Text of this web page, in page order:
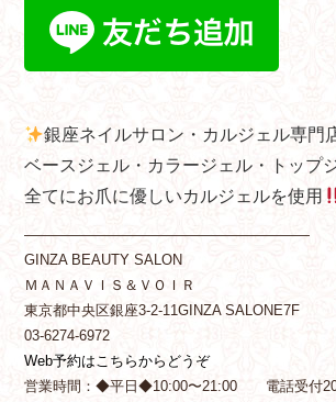
銀座ネイルサロン・カルジェル専門
ベースジェル・カラージェル・トップ
全てにお爪に優しいカルジェルを使用
————————————————————
GINZA BEAUTY SALON
ＭＡＮＡＶＩＳ＆ＶＯＩＲ
東京都中央区銀座3-2-11GINZA SALONE7F
03-6274-6972
Web予約はこちらからどうぞ
営業時間：◆平日◆10:00〜21:00 電話受付